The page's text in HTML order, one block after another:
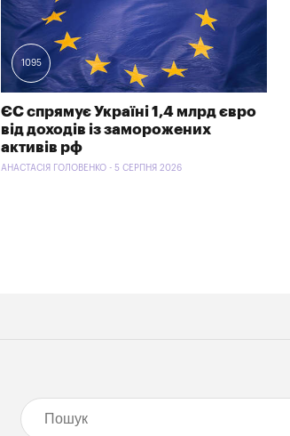
1095
ЄС спрямує Україні 1,4 млрд євро
від доходів із заморожених
активів рф
АНАСТАСІЯ ГОЛОВЕНКО - 5 СЕРПНЯ 2026